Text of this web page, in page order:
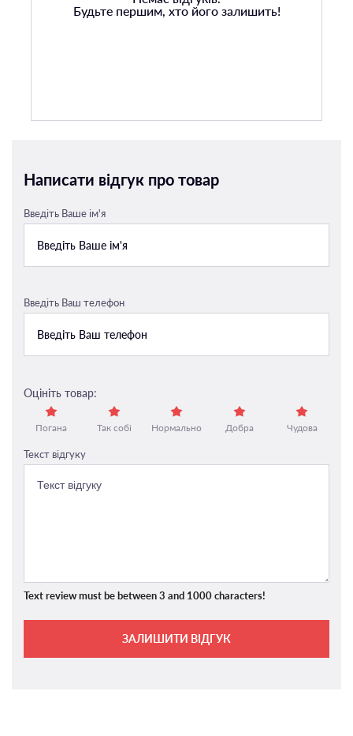
Будьте першим, хто його залишить!
Написати відгук про товар
Введіть Ваше ім'я
Введіть Ваш телефон
Оцініть товар:
Погана Так собі Нормально Добра Чудова
Текст відгуку
Text review must be between 3 and 1000 characters!
ЗАЛИШИТИ ВІДГУК